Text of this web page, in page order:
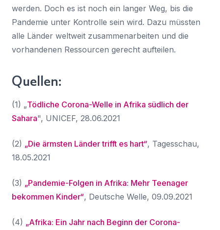
werden. Doch es ist noch ein langer Weg, bis die
Pandemie unter Kontrolle sein wird. Dazu müssten
alle Länder weltweit zusammenarbeiten und die
vorhandenen Ressourcen gerecht aufteilen.
Quellen:
(1) „Tödliche Corona-Welle in Afrika südlich der
Sahara", UNICEF, 28.06.2021
(2) „Die ärmsten Länder trifft es hart“, Tagesschau,
18.05.2021
(3) „Pandemie-Folgen in Afrika: Mehr Teenager
bekommen Kinder“, Deutsche Welle, 09.09.2021
(4) „Afrika: Ein Jahr nach Beginn der Corona-